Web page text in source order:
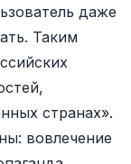
даже
Таким
странах».
вовлечение